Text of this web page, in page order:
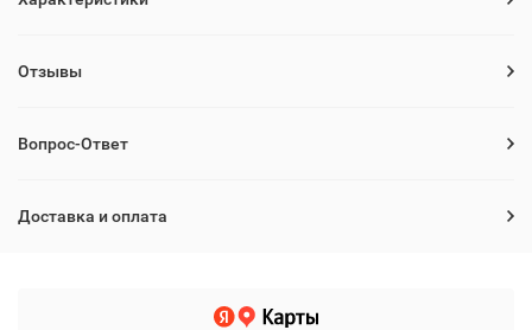
Отзывы
Вопрос-Ответ
Доставка и оплата